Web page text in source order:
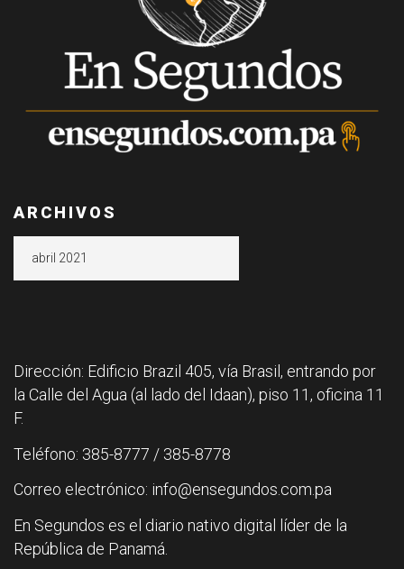
ARCHIVOS
Dirección: Edificio Brazil 405, vía Brasil, entrando por
la Calle del Agua (al lado del Idaan), piso 11, oficina 11
F.
Teléfono: 385-8777 / 385-8778
Correo electrónico: info@ensegundos.com.pa
En Segundos es el diario nativo digital líder de la
República de Panamá.